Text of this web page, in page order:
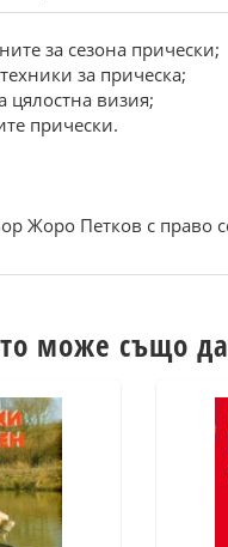
за сезона прически;
за прическа;
цялостна визия;
прически.
Жоро Петков с право
може също да